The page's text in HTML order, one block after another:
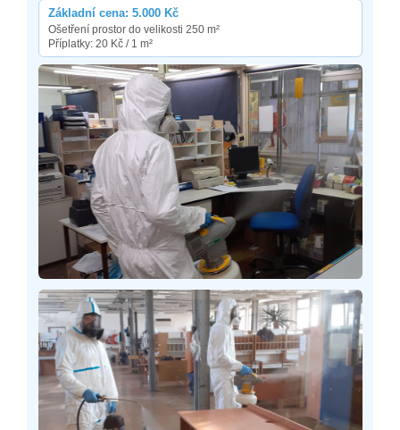
Základní cena: 5.000 Kč
Ošetření prostor do velikosti 250 m²
Příplatky: 20 Kč / 1 m²